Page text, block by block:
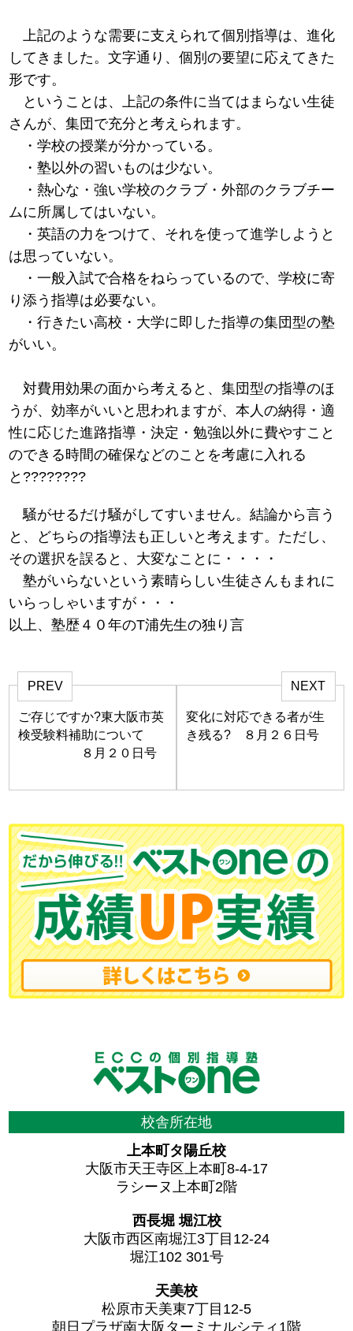
上記のような需要に支えられて個別指導は、進化
してきました。文字通り、個別の要望に応えてきた
形です。
ということは、上記の条件に当てはまらない生徒
さんが、集団で充分と考えられます。
・学校の授業が分かっている。
・塾以外の習いものは少ない。
・熱心な・強い学校のクラブ・外部のクラブチー
ムに所属してはいない。
・英語の力をつけて、それを使って進学しようと
は思っていない。
・一般入試で合格をねらっているので、学校に寄
り添う指導は必要ない。
・行きたい高校・大学に即した指導の集団型の塾
がいい。
対費用効果の面から考えると、集団型の指導のほ
うが、効率がいいと思われますが、本人の納得・適
性に応じた進路指導・決定・勉強以外に費やすこと
のできる時間の確保などのことを考慮に入れる
と????????
騒がせるだけ騒がしてすいません。結論から言う
と、どちらの指導法も正しいと考えます。ただし、
その選択を誤ると、大変なことに・・・・
塾がいらないという素晴らしい生徒さんもまれに
いらっしゃいますが・・・
以上、塾歴４０年のT浦先生の独り言
PREV
ご存じですか?東大阪市英
検受験料補助について
８月２０日号
NEXT
変化に対応できる者が生
き残る? ８月２６日号
校舎所在地
上本町タ陽丘校
大阪市天王寺区上本町8-4-17
ラシーヌ上本町2階
西長堀 堀江校
大阪市西区南堀江3丁目12-24
堀江102 301号
天美校
松原市天美東7丁目12-5
朝日プラザ南大阪ターミナルシティ1階